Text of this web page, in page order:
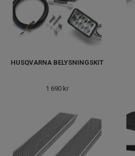
HUSQVARNA BELYSNINGSKIT
1 690 kr